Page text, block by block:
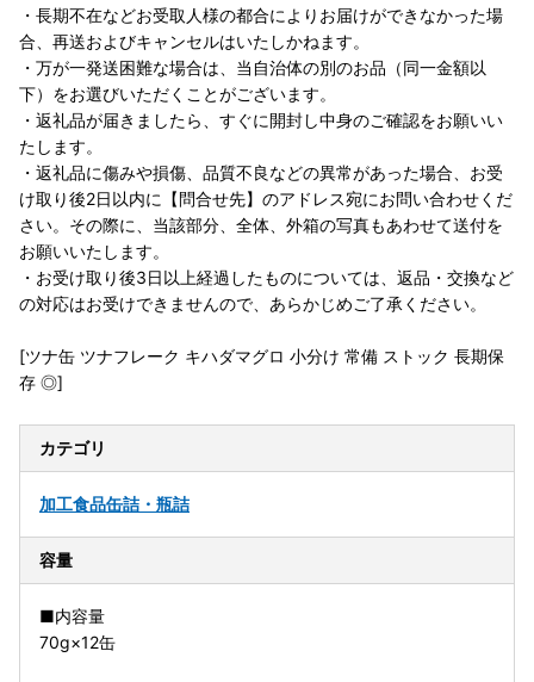
・長期不在などお受取人様の都合によりお届けができなかった場
合、再送およびキャンセルはいたしかねます。
・万が一発送困難な場合は、当自治体の別のお品（同一金額以
下）をお選びいただくことがございます。
・返礼品が届きましたら、すぐに開封し中身のご確認をお願いい
たします。
・返礼品に傷みや損傷、品質不良などの異常があった場合、お受
け取り後2日以内に【問合せ先】のアドレス宛にお問い合わせくだ
さい。その際に、当該部分、全体、外箱の写真もあわせて送付を
お願いいたします。
・お受け取り後3日以上経過したものについては、返品・交換など
の対応はお受けできませんので、あらかじめご了承ください。
[ツナ缶 ツナフレーク キハダマグロ 小分け 常備 ストック 長期保
存 ◎]
カテゴリ
加工食品缶詰・瓶詰
容量
■内容量
70g×12缶